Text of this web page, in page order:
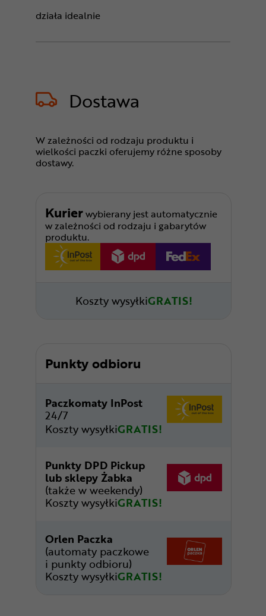
działa idealnie
Dostawa
W zależności od rodzaju produktu i
wielkości paczki oferujemy różne sposoby
dostawy.
Kurierwybierany jest automatycznie
w zależności od rodzaju i gabarytów
produktu.
Koszty wysyłkiGRATIS!
Punkty odbioru
Paczkomaty InPost
24/7
Koszty wysyłkiGRATIS!
Punkty DPD Pickup
lub sklepy Żabka
(także w weekendy)
Koszty wysyłkiGRATIS!
Orlen Paczka
(automaty paczkowe
i punkty odbioru)
Koszty wysyłkiGRATIS!